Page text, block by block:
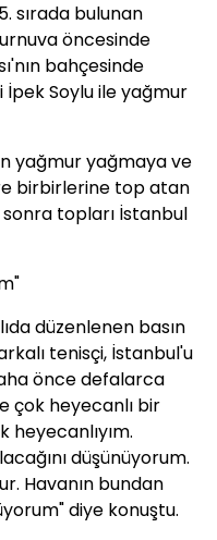
sırada bulunan
öncesinde
bahçesinde
Soylu ile yağmur
yağmur yağmaya ve
birbirlerine top atan
topları İstanbul
düzenlenen basın
tenisçi, İstanbul'u
önce defalarca
çok heyecanlı bir
düşünüyorum.
Havanın bundan
diye konuştu.